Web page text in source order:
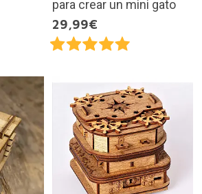
para crear un mini gato
29,99€